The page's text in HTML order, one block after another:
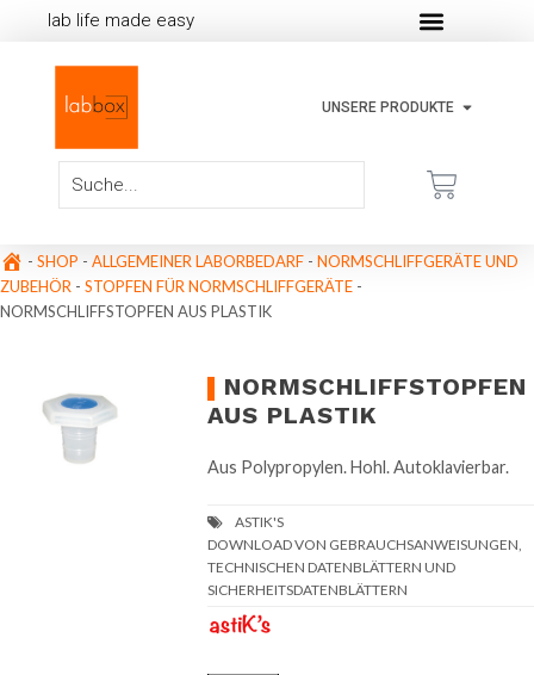
lab life made easy
UNSERE PRODUKTE
- SHOP - ALLGEMEINER LABORBEDARF - NORMSCHLIFFGERÄTE UND
ZUBEHÖR - STOPFEN FÜR NORMSCHLIFFGERÄTE -
NORMSCHLIFFSTOPFEN AUS PLASTIK
NORMSCHLIFFSTOPFEN
AUS PLASTIK
Aus Polypropylen. Hohl. Autoklavierbar.
DOWNLOAD VON GEBRAUCHSANWEISUNGEN,
TECHNISCHEN DATENBLÄTTERN UND
SICHERHEITSDATENBLÄTTERN